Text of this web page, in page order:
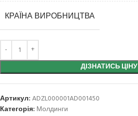
КРАЇНА ВИРОБНИЦТВА
ДІЗНАТИСЬ ЦІНУ
Артикул:ADZL000001AD001450
Категорія: Молдинги